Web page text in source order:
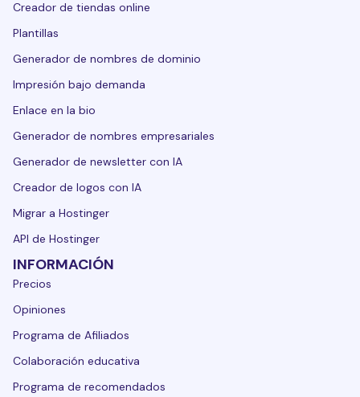
Creador de tiendas online
Plantillas
Generador de nombres de dominio
Impresión bajo demanda
Enlace en la bio
Generador de nombres empresariales
Generador de newsletter con IA
Creador de logos con IA
Migrar a Hostinger
API de Hostinger
INFORMACIÓN
Precios
Opiniones
Programa de Afiliados
Colaboración educativa
Programa de recomendados